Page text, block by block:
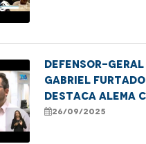
Defensor-geral
Gabriel Furtado
destaca Alema
finalista do
26/09/2025